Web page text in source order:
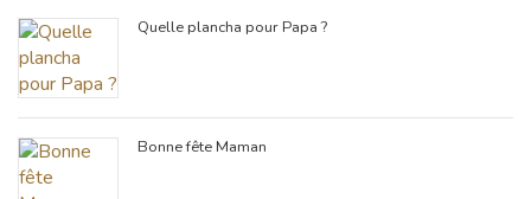
Quelle plancha pour Papa ?
Bonne fête Maman